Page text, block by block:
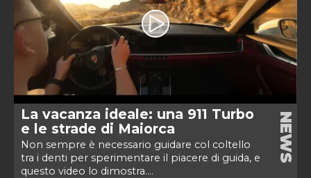
La vacanza ideale: una 911 Turbo
e le strade di Maiorca
Non sempre è necessario guidare col coltello
tra i denti per sperimentare il piacere di guida, e
questo video lo dimostra....
NEWS